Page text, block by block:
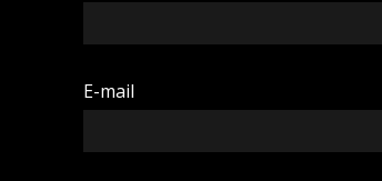
E-mail